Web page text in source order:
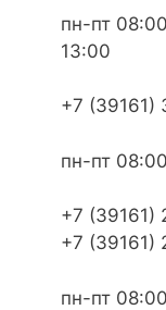
пн-пт
13:00
+7
пн-пт
+7 (39161)
+7 (39161)
пн-пт